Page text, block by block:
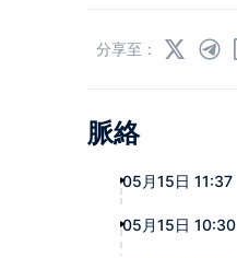
分享至：
脈絡
05月15日 11:37
05月15日 10:30